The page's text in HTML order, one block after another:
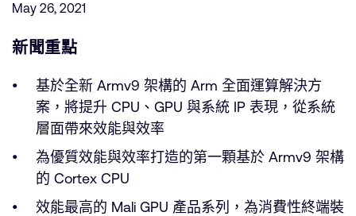
投資者
通報安全漏洞
Arm 全球總部
110 Fulbourn Road
Cambridge, UK
Tel: + 44(1223) 400 400 [main reception]
Fax: + 44(1223) 400 410
查詢全球辦公室
May 26, 2021
新聞重點
基於全新 Armv9 架構的 Arm 全面運算解決方
案，將提升 CPU、GPU 與系統 IP 表現，從系統
層面帶來效能與效率
為優質效能與效率打造的第一顆基於 Armv9 架構
的 Cortex CPU
效能最高的 Mali GPU 產品系列，為消費性終端裝